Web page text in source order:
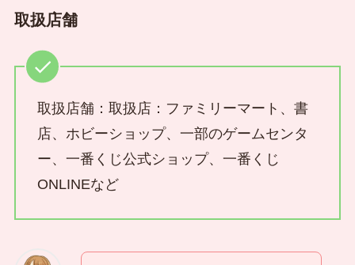
取扱店舗
取扱店舗：取扱店：ファミリーマート、書
店、ホビーショップ、一部のゲームセンタ
ー、一番くじ公式ショップ、一番くじ
ONLINEなど